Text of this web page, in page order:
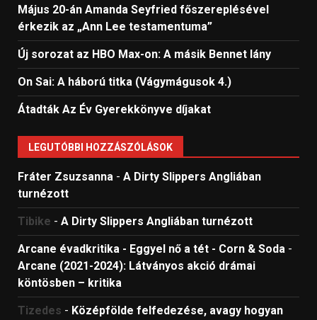
Május 20-án Amanda Seyfried főszereplésével
érkezik az „Ann Lee testamentuma”
Új sorozat az HBO Max-on: A másik Bennet lány
On Sai: A ​háború titka (Vágymágusok 4.)
Átadták Az Év Gyerekkönyve díjakat
LEGUTÓBBI HOZZÁSZÓLÁSOK
Fráter Zsuzsanna - A Dirty Slippers Angliában
turnézott
Tibike - A Dirty Slippers Angliában turnézott
Arcane évadkritika - Eggyel nő a tét - Corn & Soda -
Arcane (2021-2024): Látványos akció drámai
köntösben – kritika
Tizedes - Középfölde felfedezése, avagy hogyan